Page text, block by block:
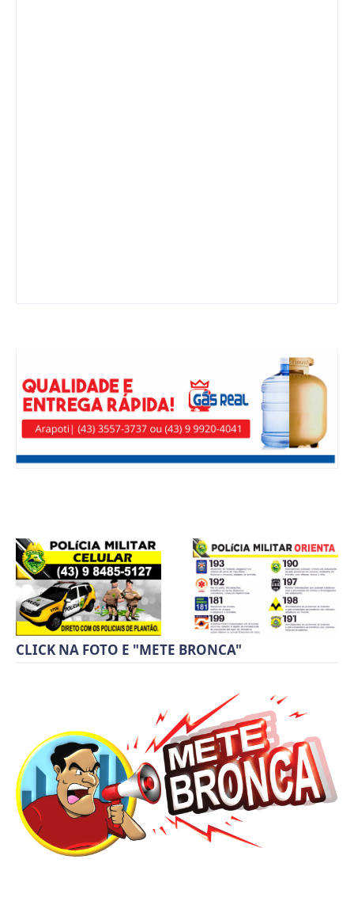
CLICK NA FOTO E "METE BRONCA"